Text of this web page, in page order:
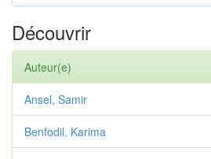
Découvrir
Auteur(e)
Ansel, Samir
Benfodil, Karima